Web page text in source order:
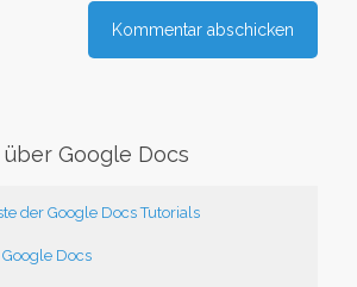
Google Docs
der Google Docs Tutorials
Docs